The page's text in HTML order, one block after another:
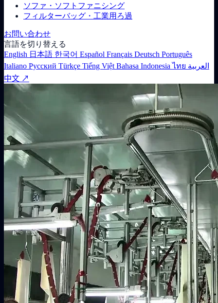
ソファ・ソフトファニシング
フィルターバッグ・工業用ろ過
お問い合わせ
言語を切り替える
English 日本語 한국어 Español Français Deutsch Português
Italiano Русский Türkçe Tiếng Việt Bahasa Indonesiaไทย العربية
中文 ↗